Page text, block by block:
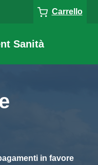
Carrello
Sanità
in favore